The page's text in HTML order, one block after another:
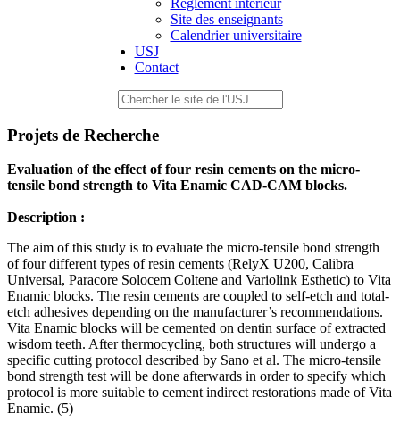
Règlement intérieur
Site des enseignants
Calendrier universitaire
USJ
Contact
Projets de Recherche
Evaluation of the effect of four resin cements on the micro-
tensile bond strength to Vita Enamic CAD-CAM blocks.
Description :
The aim of this study is to evaluate the micro-tensile bond strength
of four different types of resin cements (RelyX U200, Calibra
Universal, Paracore Solocem Coltene and Variolink Esthetic) to Vita
Enamic blocks. The resin cements are coupled to self-etch and total-
etch adhesives depending on the manufacturer’s recommendations.
Vita Enamic blocks will be cemented on dentin surface of extracted
wisdom teeth. After thermocycling, both structures will undergo a
specific cutting protocol described by Sano et al. The micro-tensile
bond strength test will be done afterwards in order to specify which
protocol is more suitable to cement indirect restorations made of Vita
Enamic. (5)